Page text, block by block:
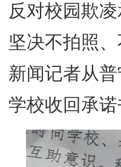
反对校园欺
坚决不拍照
新闻记者从
学校收回承诺